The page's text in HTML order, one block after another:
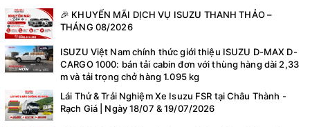
🎉 KHUYẾN MÃI DỊCH VỤ ISUZU THANH THẢO –
THÁNG 08/2026
ISUZU Việt Nam chính thức giới thiệu ISUZU D-MAX D-
CARGO 1000: bán tải cabin đơn với thùng hàng dài 2,33
m và tải trọng chở hàng 1.095 kg
Lái Thử & Trải Nghiệm Xe Isuzu FSR tại Châu Thành -
Rạch Giá | Ngày 18/07 & 19/07/2026